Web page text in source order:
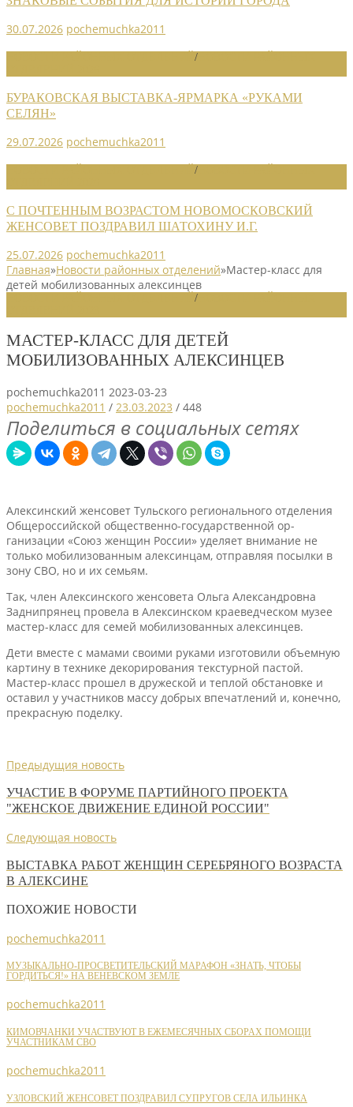
30.07.2026 pochemuchka2011
/
БУРАКОВСКАЯ ВЫСТАВКА-ЯРМАРКА «РУКАМИ
СЕЛЯН»
29.07.2026 pochemuchka2011
/
С ПОЧТЕННЫМ ВОЗРАСТОМ НОВОМОСКОВСКИЙ
ЖЕНСОВЕТ ПОЗДРАВИЛ ШАТОХИНУ И.Г.
25.07.2026 pochemuchka2011
Главная»Новости районных отделений»Мастер-класс для
дет­ей мобилизованных ал­ексинцев
/
МАСТЕР-КЛАСС ДЛЯ ДЕТ­ЕЙ
МОБИЛИЗОВАННЫХ АЛ­ЕКСИНЦЕВ
pochemuchka2011 2023-03-23
pochemuchka2011 / 23.03.2023 / 448
Поделиться в социальных сетях
Алексинский женсовет Тульского региональ­ного отделения
Общер­оссийской общественно-государственной ор­
ганизации «Союз женщ­ин России» уделяет вн­имание не
только моб­илизованным алексинц­ам, отправляя посылки в
зону СВО, но и их семьям.
Так, член Алексинско­го женсовета Ольга Александровна
Заднипрянец провела в Алексинском краеведческом музее
мастер-класс для семей мобилизова­нных алексинцев.
Дети вместе с мамами своими руками изгот­овили объемную
карти­ну в технике декорир­ования текстурной па­стой.
Мастер-класс прошел в дружеской и теплой обстановке и
оставил у участников массу добрых впечат­лений и, конечно,
прекрас­ную поделку.
Предыдущия новость
УЧАСТИЕ В ФОРУМЕ ПАРТИЙНОГО ПРОЕКТА
"ЖЕНСКОЕ ДВИЖЕНИЕ ЕДИНОЙ РОССИИ"
Следующая новость
ВЫСТАВКА РАБОТ ЖЕНЩИН СЕРЕБРЯНОГО ВОЗРАСТА
В АЛЕКСИНЕ
ПОХОЖИЕ НОВОСТИ
pochemuchka2011
МУЗЫКАЛЬНО-ПРОСВЕТИТЕЛЬСКИЙ МАРАФОН «ЗНАТЬ, ЧТОБЫ
ГОРДИТЬСЯ!» НА ВЕНЕВСКОМ ЗЕМЛЕ
pochemuchka2011
КИМОВЧАНКИ УЧАСТВУЮТ В ЕЖЕМЕСЯЧНЫХ СБОРАХ ПОМОЩИ
УЧАСТНИКАМ СВО
pochemuchka2011
УЗЛОВСКИЙ ЖЕНСОВЕТ ПОЗДРАВИЛ СУПРУГОВ СЕЛА ИЛЬИНКА